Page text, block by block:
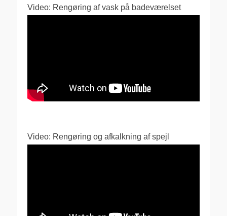
Video: Rengøring af vask på badeværelset
Video: Rengøring og afkalkning af spejl